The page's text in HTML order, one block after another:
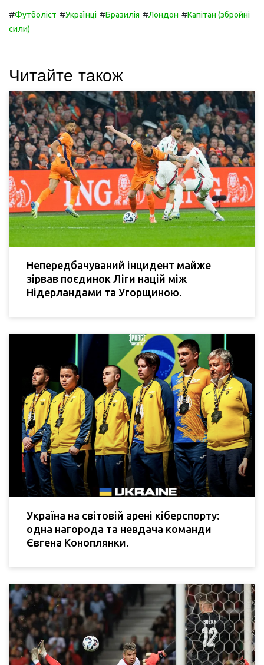
#Футболіст #Українці #Бразилія #Лондон #Капітан (збройні
сили)
Читайте також
Непередбачуваний інцидент майже
зірвав поєдинок Ліги націй між
Нідерландами та Угорщиною.
Україна на світовій арені кіберспорту:
одна нагорода та невдача команди
Євгена Коноплянки.